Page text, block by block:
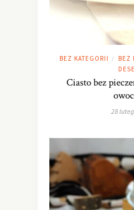
BEZ KATEGORII / BEZ
Ciasto bez
28